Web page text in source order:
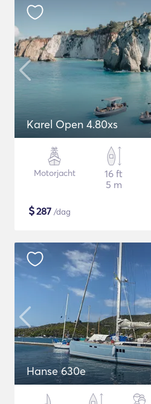
Karel Open 4.80xs
Motorjacht
16 ft
5 m
$287 /dag
Hanse 630e